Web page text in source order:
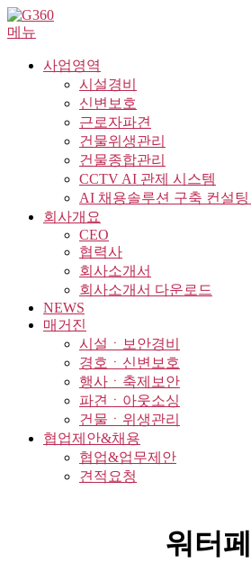
내
용
메뉴
사업영역
시설경비
신변보호
근로자파견
건물위생관리
건물종합관리
CCTV AI 관제 시스템
AI 채용솔루션 구축 컨설팅 ​
회사개요
CEO
협력사
회사소개서
회사소개서 다운로드
NEWS
매거진
시설ㆍ보안경비
경호ㆍ신변보호
행사ㆍ축제보안
파견ㆍ아웃소싱
건물ㆍ위생관리
협업제안&채용
협업&업무제안
견적요청
워터